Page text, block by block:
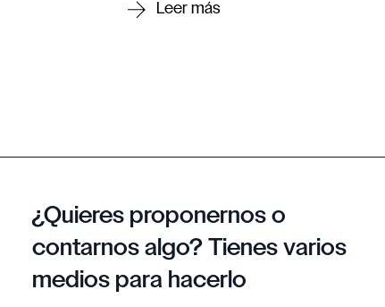
¿Quieres proponernos o
contarnos algo? Tienes varios
medios para hacerlo